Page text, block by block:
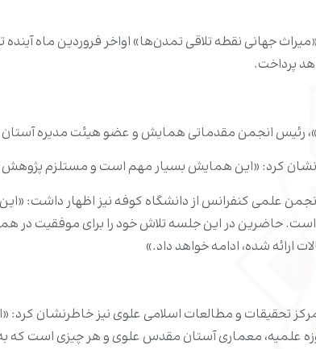
جهانی نقطه تلاقی تمدن‌ها» اواخر فروردین ماه
پرداخت.
رئیس انجمن مقدماتی همایش و عضو هیئت مدیره
نشان کرد: «این همایش بسیار مهم است و مستلزم
علمی کنفرانس از دانشگاه کوفه نیز اظهار
حاضرین در این جلسه تلاش خود را برای موفقیت در
ارائه شده، ادامه خواهد داد.»
تحقیقات و مطالعات اسلامی علوی نیز خاطرنشان
علمیه، معماری آستان مقدس علوی و هر چیزی است که